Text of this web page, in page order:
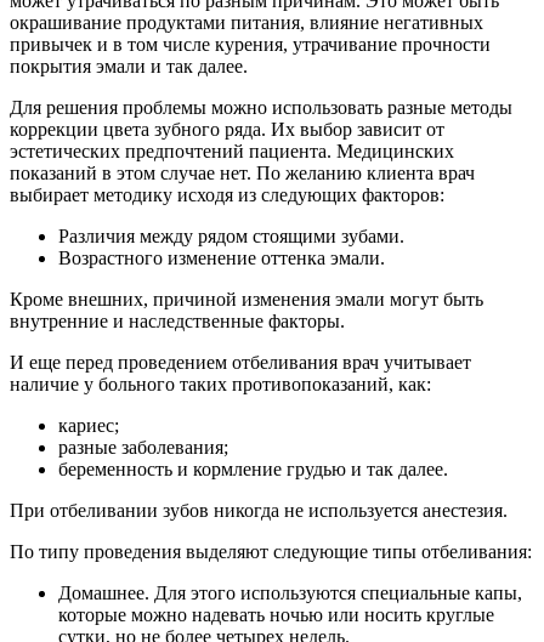
окрашивание продуктами питания, влияние негативных
привычек и в том числе курения, утрачивание прочности
покрытия эмали и так далее.
Для решения проблемы можно использовать разные методы
коррекции цвета зубного ряда. Их выбор зависит от
эстетических предпочтений пациента. Медицинских
показаний в этом случае нет. По желанию клиента врач
выбирает методику исходя из следующих факторов:
Различия между рядом стоящими зубами.
Возрастного изменение оттенка эмали.
Кроме внешних, причиной изменения эмали могут быть
внутренние и наследственные факторы.
И еще перед проведением отбеливания врач учитывает
наличие у больного таких противопоказаний, как:
кариес;
разные заболевания;
беременность и кормление грудью и так далее.
При отбеливании зубов никогда не используется анестезия.
По типу проведения выделяют следующие типы отбеливания:
Домашнее. Для этого используются специальные капы,
которые можно надевать ночью или носить круглые
сутки, но не более четырех недель.